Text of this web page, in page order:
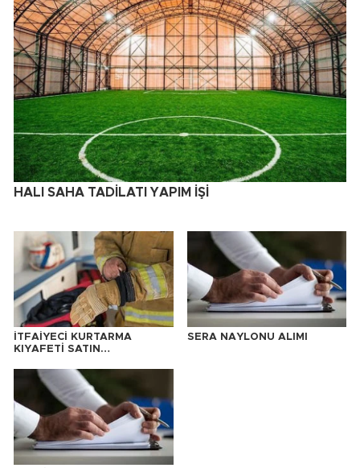
HALI SAHA TADİLATI YAPIM İŞİ
İTFAİYECİ KURTARMA
KIYAFETİ SATIN
SERA NAYLONU ALIMI